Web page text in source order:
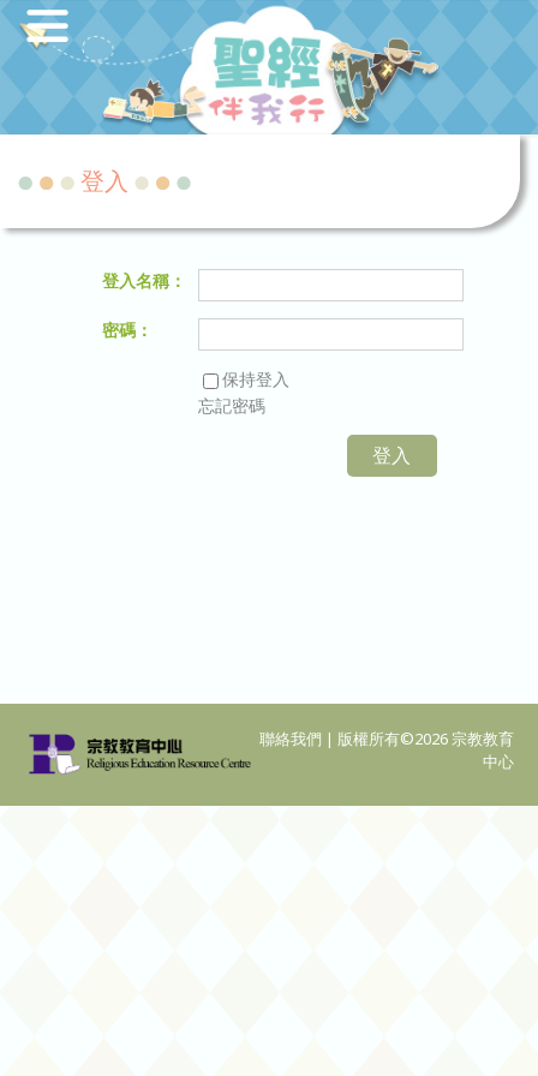
登入
登入名稱：
密碼：
保持登入
忘記密碼
聯絡我們 | 版權所有©2026 宗教教育
中心